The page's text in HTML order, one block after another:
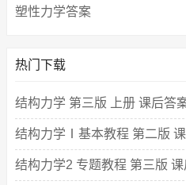
塑性力学答案
热门下载
结构力学 第三版 上册 课后答
结构力学Ⅰ基本教程 第二版
结构力学2 专题教程 第三版